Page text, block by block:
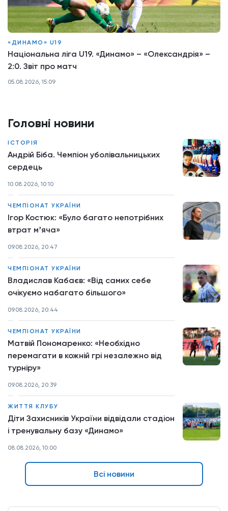
Головні новини
ІСТОРІЯ
Андрій Біба. Чемпіон уболівальницьких
сердець
10.08.2026, 10:10
ЧЕМПІОНАТ УКРАЇНИ
Ігор Костюк: «Було багато непотрібних
втрат мʼяча»
09.08.2026, 20:47
ЧЕМПІОНАТ УКРАЇНИ
Владислав Кабаєв: «Від самих себе
очікуємо набагато більшого»
09.08.2026, 20:44
ЧЕМПІОНАТ УКРАЇНИ
Матвій Пономаренко: «Необхідно
перемагати в кожній грі незалежно від
турніру»
09.08.2026, 20:39
ЖИТТЯ КЛУБУ
Діти Захисників України відвідали стадіон
і тренувальну базу «Динамо»
08.08.2026, 10:00
Всі новини
«ДИНАМО» U19
Національна ліга U19. «Динамо» – «Олександрія» –
2:0. Звіт про матч
05.08.2026, 15:09